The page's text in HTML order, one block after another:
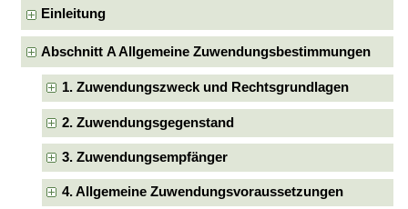
Einleitung
Abschnitt A Allgemeine Zuwendungsbestimmungen
1. Zuwendungszweck und Rechtsgrundlagen
2. Zuwendungsgegenstand
3. Zuwendungsempfänger
4. Allgemeine Zuwendungsvoraussetzungen